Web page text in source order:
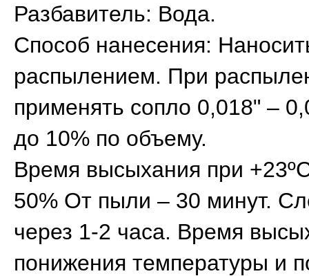
Разбавитель: Вода.
Способ нанесения:
распылением. При
применять сопло 0,018" –
до 10% по объему.
Время высыхания при
50% От пыли – 30 минут.
через 1-2 часа. Время
понижения температуры и